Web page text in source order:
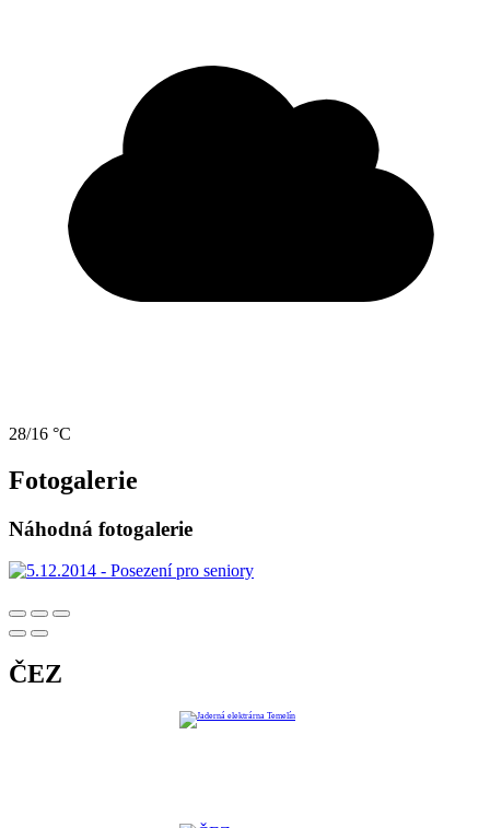
28/16 °C
Fotogalerie
Náhodná fotogalerie
ČEZ